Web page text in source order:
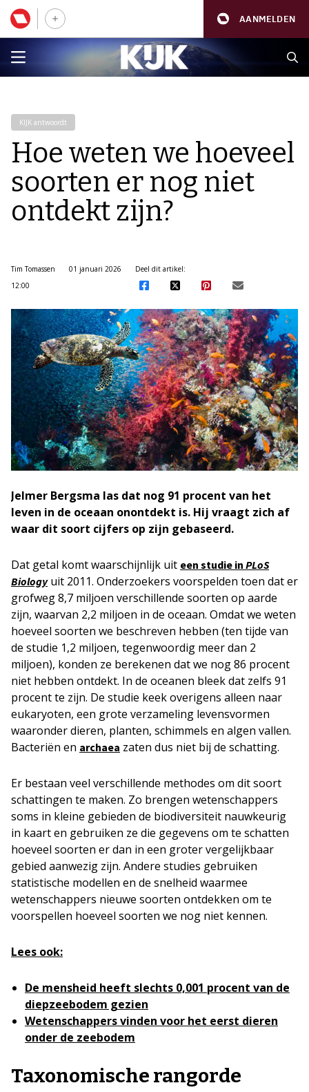
AANMELDEN
KIJK antwoordt
Hoe weten we hoeveel
soorten er nog niet
ontdekt zijn?
Tim Tomassen
01 januari 2026
12:00
Deel dit artikel:
Jelmer Bergsma las dat nog 91 procent van het
leven in de oceaan onontdekt is. Hij vraagt zich af
waar dit soort cijfers op zijn gebaseerd.
Dat getal komt waarschijnlijk uit een studie in PLoS
Biologyuit 2011. Onderzoekers voorspelden toen dat er
grofweg 8,7 miljoen verschillende soorten op aarde
zijn, waarvan 2,2 miljoen in de oceaan. Omdat we weten
hoeveel soorten we beschreven hebben (ten tijde van
de studie 1,2 miljoen, tegenwoordig meer dan 2
miljoen), konden ze berekenen dat we nog 86 procent
niet hebben ontdekt. In de oceanen bleek dat zelfs 91
procent te zijn. De studie keek overigens alleen naar
eukaryoten, een grote verzameling levensvormen
waaronder dieren, planten, schimmels en algen vallen.
Bacteriën en archaea zaten dus niet bij de schatting.
Er bestaan veel verschillende methodes om dit soort
schattingen te maken. Zo brengen wetenschappers
soms in kleine gebieden de biodiversiteit nauwkeurig
in kaart en gebruiken ze die gegevens om te schatten
hoeveel soorten er dan in een groter vergelijkbaar
gebied aanwezig zijn. Andere studies gebruiken
statistische modellen en de snelheid waarmee
wetenschappers nieuwe soorten ontdekken om te
voorspellen hoeveel soorten we nog niet kennen.
Lees ook:
De mensheid heeft slechts 0,001 procent van de
diepzeebodem gezien
Wetenschappers vinden voor het eerst dieren
onder de zeebodem
Taxonomische rangorde